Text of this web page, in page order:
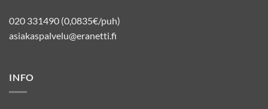
020 331490 (0,0835€/puh)
asiakaspalvelu@eranetti.fi
INFO